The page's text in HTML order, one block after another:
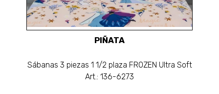
PIÑATA
Sábanas 3 piezas 1 1/2 plaza FROZEN Ultra Soft
Art.: 136-6273